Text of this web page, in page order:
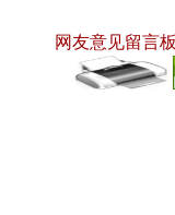
网友意见留言